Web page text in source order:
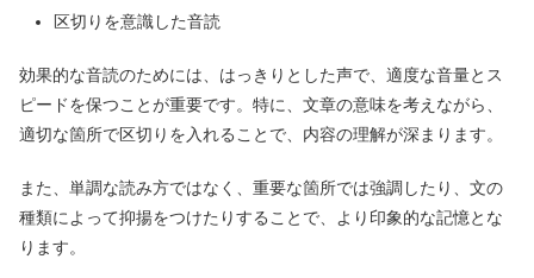
区切りを意識した音読
効果的な音読のためには、はっきりとした声で、適度な音量とス
ピードを保つことが重要です。特に、文章の意味を考えながら、
適切な箇所で区切りを入れることで、内容の理解が深まります。
また、単調な読み方ではなく、重要な箇所では強調したり、文の
種類によって抑揚をつけたりすることで、より印象的な記憶とな
ります。